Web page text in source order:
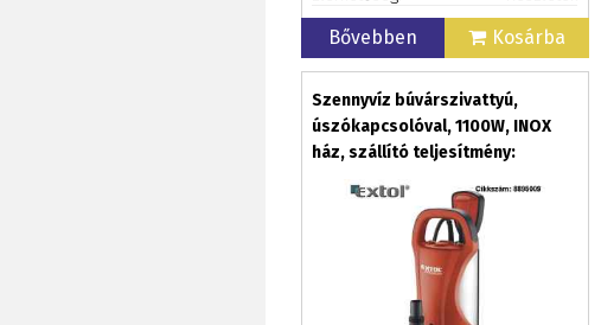
Bővebben Kosárba
Szennyvíz búvárszivattyú,
úszókapcsolóval, 1100W, INOX
ház, szállító teljesítmény:
AJÁNDÉK